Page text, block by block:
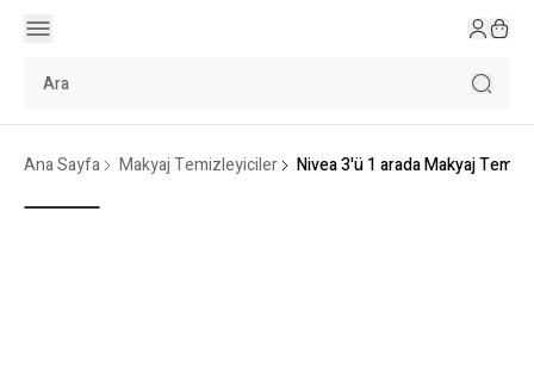
Ana Sayfa Makyaj Temizleyiciler Nivea 3'ü 1 arada Makyaj